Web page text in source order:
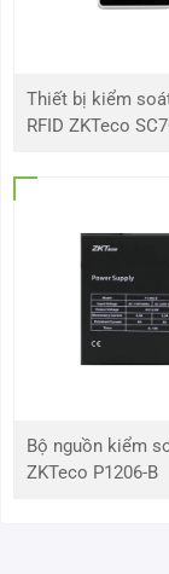
Sự kiện
PTZ
Phát
16
động
Thiết bị kiểm
RFID ZKTeco
Bộ nguồn kiểm
ZKTeco P1206-B